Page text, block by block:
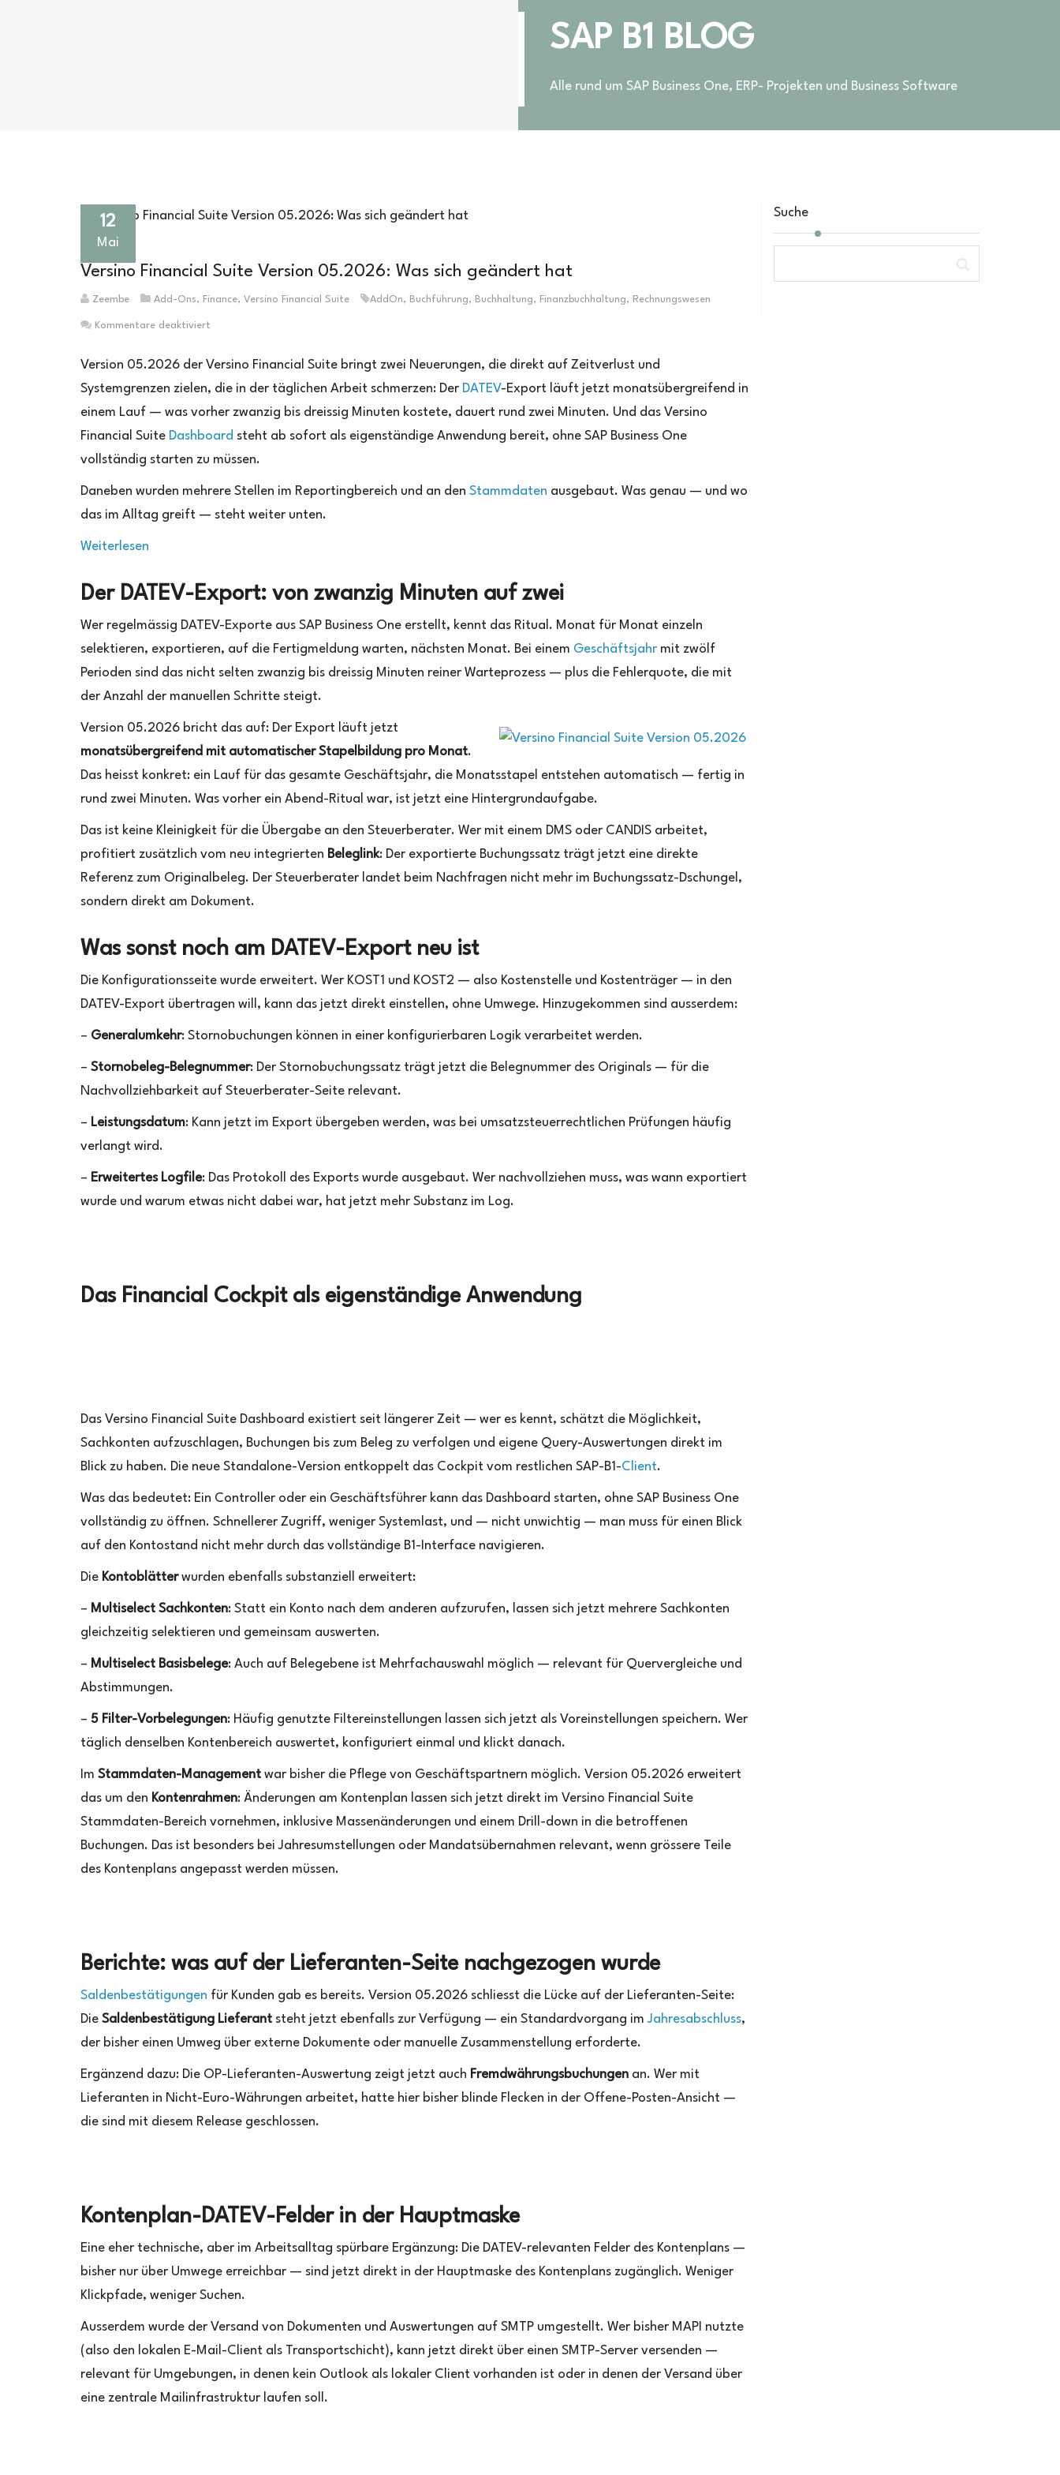
SAP B1 BLOG
Alle rund um SAP Business One, ERP- Projekten und Business Software
12
Mai
Versino Financial Suite Version 05.2026: Was sich geändert hat
Zeembe Add-Ons, Finance, Versino Financial Suite AddOn, Buchführung, Buchhaltung, Finanzbuchhaltung, Rechnungswesen
Kommentare deaktiviert
Financial
Version
05.2026:
geändert
Version 05.2026 der Versino Financial Suite bringt zwei Neuerungen, die direkt auf Zeitverlust und
Systemgrenzen zielen, die in der täglichen Arbeit schmerzen: Der DATEV-Export läuft jetzt monatsübergreifend in
einem Lauf — was vorher zwanzig bis dreissig Minuten kostete, dauert rund zwei Minuten. Und das Versino
Financial Suite Dashboard steht ab sofort als eigenständige Anwendung bereit, ohne SAP Business One
vollständig starten zu müssen.
Daneben wurden mehrere Stellen im Reportingbereich und an den Stammdaten ausgebaut. Was genau — und wo
das im Alltag greift — steht weiter unten.
Weiterlesen
Financial
Suite
05.2026:
Was
geändert
hat
Der DATEV-Export: von zwanzig Minuten auf zwei
Wer regelmässig DATEV-Exporte aus SAP Business One erstellt, kennt das Ritual. Monat für Monat einzeln
selektieren, exportieren, auf die Fertigmeldung warten, nächsten Monat. Bei einem Geschäftsjahr mit zwölf
Perioden sind das nicht selten zwanzig bis dreissig Minuten reiner Warteprozess — plus die Fehlerquote, die mit
der Anzahl der manuellen Schritte steigt.
Version 05.2026 bricht das auf: Der Export läuft jetzt
monatsübergreifend mit automatischer Stapelbildung pro Monat.
Das heisst konkret: ein Lauf für das gesamte Geschäftsjahr, die Monatsstapel entstehen automatisch — fertig in
rund zwei Minuten. Was vorher ein Abend-Ritual war, ist jetzt eine Hintergrundaufgabe.
Das ist keine Kleinigkeit für die Übergabe an den Steuerberater. Wer mit einem DMS oder CANDIS arbeitet,
profitiert zusätzlich vom neu integrierten Beleglink: Der exportierte Buchungssatz trägt jetzt eine direkte
Referenz zum Originalbeleg. Der Steuerberater landet beim Nachfragen nicht mehr im Buchungssatz-Dschungel,
sondern direkt am Dokument.
Was sonst noch am DATEV-Export neu ist
Die Konfigurationsseite wurde erweitert. Wer KOST1 und KOST2 — also Kostenstelle und Kostenträger — in den
DATEV-Export übertragen will, kann das jetzt direkt einstellen, ohne Umwege. Hinzugekommen sind ausserdem:
– Generalumkehr: Stornobuchungen können in einer konfigurierbaren Logik verarbeitet werden.
– Stornobeleg-Belegnummer: Der Stornobuchungssatz trägt jetzt die Belegnummer des Originals — für die
Nachvollziehbarkeit auf Steuerberater-Seite relevant.
– Leistungsdatum: Kann jetzt im Export übergeben werden, was bei umsatzsteuerrechtlichen Prüfungen häufig
verlangt wird.
– Erweitertes Logfile: Das Protokoll des Exports wurde ausgebaut. Wer nachvollziehen muss, was wann exportiert
wurde und warum etwas nicht dabei war, hat jetzt mehr Substanz im Log.
Das Financial Cockpit als eigenständige Anwendung
Das Versino Financial Suite Dashboard existiert seit längerer Zeit — wer es kennt, schätzt die Möglichkeit,
Sachkonten aufzuschlagen, Buchungen bis zum Beleg zu verfolgen und eigene Query-Auswertungen direkt im
Blick zu haben. Die neue Standalone-Version entkoppelt das Cockpit vom restlichen SAP-B1-Client.
Was das bedeutet: Ein Controller oder ein Geschäftsführer kann das Dashboard starten, ohne SAP Business One
vollständig zu öffnen. Schnellerer Zugriff, weniger Systemlast, und — nicht unwichtig — man muss für einen Blick
auf den Kontostand nicht mehr durch das vollständige B1-Interface navigieren.
Die Kontoblätterwurden ebenfalls substanziell erweitert:
– Multiselect Sachkonten: Statt ein Konto nach dem anderen aufzurufen, lassen sich jetzt mehrere Sachkonten
gleichzeitig selektieren und gemeinsam auswerten.
– Multiselect Basisbelege: Auch auf Belegebene ist Mehrfachauswahl möglich — relevant für Quervergleiche und
Abstimmungen.
– 5 Filter-Vorbelegungen: Häufig genutzte Filtereinstellungen lassen sich jetzt als Voreinstellungen speichern. Wer
täglich denselben Kontenbereich auswertet, konfiguriert einmal und klickt danach.
Im Stammdaten-Management war bisher die Pflege von Geschäftspartnern möglich. Version 05.2026 erweitert
das um den Kontenrahmen: Änderungen am Kontenplan lassen sich jetzt direkt im Versino Financial Suite
Stammdaten-Bereich vornehmen, inklusive Massenänderungen und einem Drill-down in die betroffenen
Buchungen. Das ist besonders bei Jahresumstellungen oder Mandatsübernahmen relevant, wenn grössere Teile
des Kontenplans angepasst werden müssen.
Berichte: was auf der Lieferanten-Seite nachgezogen wurde
Saldenbestätigungen für Kunden gab es bereits. Version 05.2026 schliesst die Lücke auf der Lieferanten-Seite:
Die Saldenbestätigung Lieferant steht jetzt ebenfalls zur Verfügung — ein Standardvorgang imJahresabschluss,
der bisher einen Umweg über externe Dokumente oder manuelle Zusammenstellung erforderte.
Ergänzend dazu: Die OP-Lieferanten-Auswertung zeigt jetzt auch Fremdwährungsbuchungen an. Wer mit
Lieferanten in Nicht-Euro-Währungen arbeitet, hatte hier bisher blinde Flecken in der Offene-Posten-Ansicht —
die sind mit diesem Release geschlossen.
Kontenplan-DATEV-Felder in der Hauptmaske
Eine eher technische, aber im Arbeitsalltag spürbare Ergänzung: Die DATEV-relevanten Felder des Kontenplans —
bisher nur über Umwege erreichbar — sind jetzt direkt in der Hauptmaske des Kontenplans zugänglich. Weniger
Klickpfade, weniger Suchen.
Ausserdem wurde der Versand von Dokumenten und Auswertungen auf SMTP umgestellt. Wer bisher MAPI nutzte
(also den lokalen E-Mail-Client als Transportschicht), kann jetzt direkt über einen SMTP-Server versenden —
relevant für Umgebungen, in denen kein Outlook als lokaler Client vorhanden ist oder in denen der Versand über
eine zentrale Mailinfrastruktur laufen soll.
Suche